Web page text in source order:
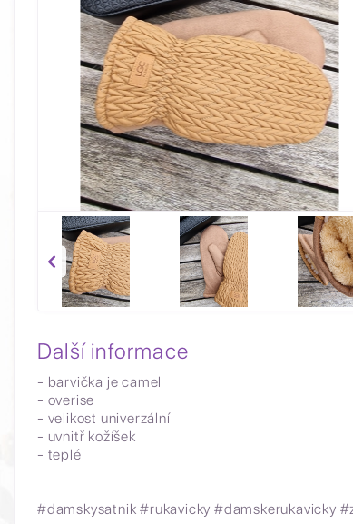
Další informace
- barvička je camel
- overise
- velikost univerzální
- uvnitř kožíšek
- teplé
#damskysatnik #rukavicky #damskerukavicky